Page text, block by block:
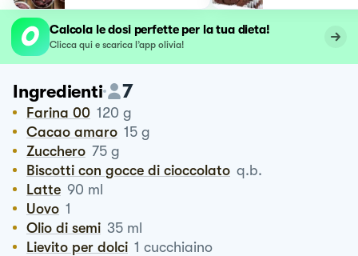
Calcola le dosi perfette per la tua dieta!
Clicca qui e scarica l’app olivia!
Ingredienti 7
Farina 00 120 g
Cacao amaro 15 g
Zucchero 75 g
Biscotti con gocce di cioccolato q.b.
Latte 90 ml
Uovo 1
Olio di semi 35 ml
Lievito per dolci 1 cucchiaino